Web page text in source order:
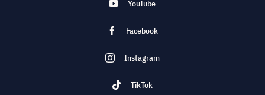
YouTube
Facebook
Instagram
TikTok